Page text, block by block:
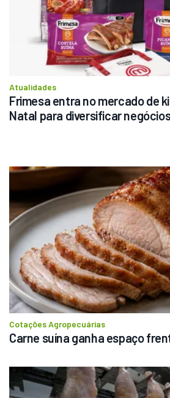
Atualidades
Frimesa entra no mercado de
Natal para diversificar
Cotações Agropecuárias
Carne suína ganha espaço